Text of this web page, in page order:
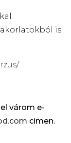
is.
várom e-
címen.